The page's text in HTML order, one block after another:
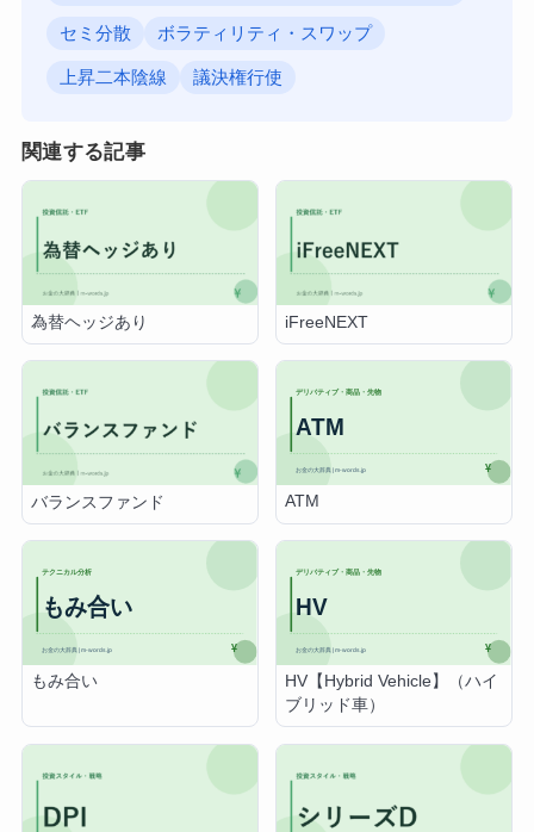
セミ分散 ボラティリティ・スワップ
上昇二本陰線 議決権行使
関連する記事
為替ヘッジあり iFreeNEXT
バランスファンド ATM
もみ合い
HV【Hybrid Vehicle】（ハイ
ブリッド車）